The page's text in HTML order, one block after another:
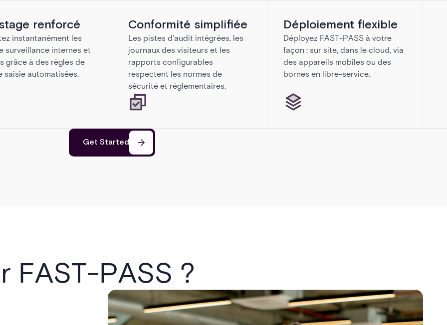
renforcé
instantanément les
surveillance internes et
grâce à des règles de
saisie automatisées.
Conformité simplifiée
Les pistes d'audit intégrées, les
journaux des visiteurs et les
rapports configurables
respectent les normes de
sécurité et réglementaires.
Déploiement flexible
Déployez FAST-PASS à votre
façon : sur site, dans le cloud, via
des appareils mobiles ou des
bornes en libre-service.
Get Started
FAST-PASS ?